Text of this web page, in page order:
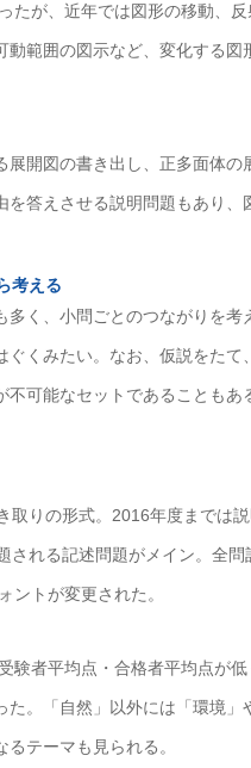
たが、近年では図形の移動、
範囲の図示など、変化する
展開図の書き出し、正多面体
を答えさせる説明問題もあり
考える
多く、小問ごとのつながりを
ぐくみたい。なお、仮説をた
可能なセットであることもあ
取りの形式。2016年度までは
される記述問題がメイン。全
ントが変更された。
験者平均点・合格者平均点が
た。「自然」以外には「環境
テーマも見られる。